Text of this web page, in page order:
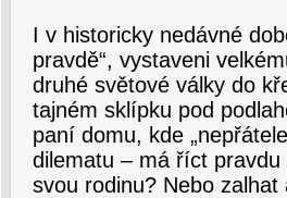
I v historicky nedávné
pravdě“, vystaveni
druhé světové války do
tajném sklípku pod
paní domu, kde
dilematu – má říct
svou rodinu? Nebo